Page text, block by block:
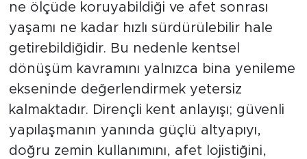
ne ölçüde koruyabildiği ve afet sonrası
yaşamı ne kadar hızlı sürdürülebilir hale
getirebildiğidir. Bu nedenle kentsel
dönüşüm kavramını yalnızca bina yenileme
ekseninde değerlendirmek yetersiz
kalmaktadır. Dirençli kent anlayışı; güvenli
yapılaşmanın yanında güçlü altyapıyı,
doğru zemin kullanımını, afet lojistiğini,